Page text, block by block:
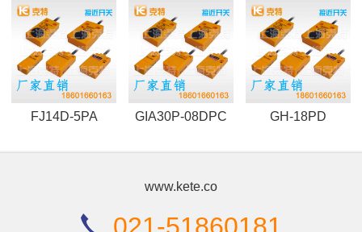
FJ14D-5PA GIA30P-08DPC GH-18PD
www.kete.co
021-51860181